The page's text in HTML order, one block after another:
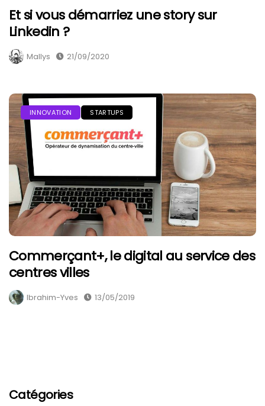
Et si vous démarriez une story sur
Linkedin ?
Mallys 21/09/2020
INNOVATION STARTUPS
Commerçant+, le digital au service des
centres villes
Ibrahim-Yves 13/05/2019
Catégories